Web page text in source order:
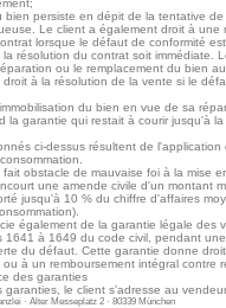
bien persiste en dépit de la tentative
Le client a également droit à une
lorsque le défaut de conformité
résolution du contrat soit immédiate.
ou le remplacement du bien au
à la résolution de la vente si le
du bien en vue de sa
la garantie qui restait à courir jusqu'à
ci-dessus résultent de l'application
obstacle de mauvaise foi à la mise
une amende civile d'un montant
jusqu'à 10 % du chiffre d'affaires
également de la garantie légale des
1641 à 1649 du code civil, pendant
du défaut. Cette garantie donne
à un remboursement intégral contre
des garanties
garanties, le client s'adresse au
· Alter Messeplatz 2 · 80339 München